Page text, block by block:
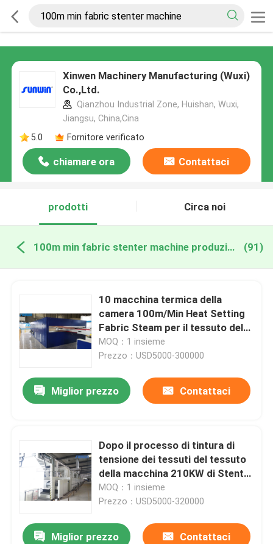
Xinwen Machinery Manufacturing (Wuxi)
Co.,Ltd.
Qianzhou Industrial Zone, Huishan, Wuxi,
Jiangsu, China,Cina
5.0
Fornitore verificato
chiamare ora Contattaci
prodotti Circa noi
100m min fabric stenter machine produzione online (91)
10 macchina termica della
camera 100m/Min Heat Setting
Fabric Steam per il tessuto del
velluto
MOQ：1 insieme
Prezzo：USD5000-300000
Miglior prezzo Contattaci
Dopo il processo di tintura di
tensione dei tessuti del tessuto
della macchina 210KW di Stenter
del tessuto 60T
MOQ：1 insieme
Prezzo：USD5000-320000
Miglior prezzo Contattaci